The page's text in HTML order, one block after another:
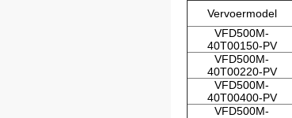
Vervoermodel
VFD500M-
40T00150-PV
VFD500M-
40T00220-PV
VFD500M-
40T00400-PV
VFD500M-